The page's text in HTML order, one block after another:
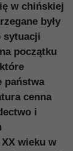
w chińskiej
były
sytuacji
początku
państwa
cenna
i
wieku w